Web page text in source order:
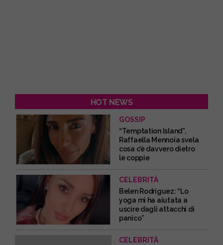
HOT NEWS
GOSSIP
“Temptation Island”,
Raffaella Mennoia svela
cosa c’è davvero dietro
le coppie
CELEBRITÀ
Belen Rodriguez: “Lo
yoga mi ha aiutata a
uscire dagli attacchi di
panico”
CELEBRITÀ